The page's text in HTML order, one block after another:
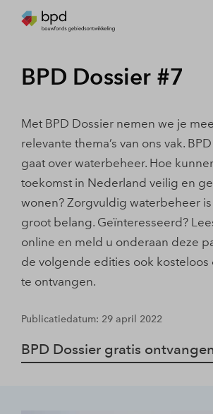
BPD Dossier #7
Met BPD Dossier nemen we je
relevante thema’s van ons vak.
gaat over waterbeheer. Hoe
toekomst in Nederland veilig en
wonen? Zorgvuldig waterbeheer
groot belang. Geïnteresseerd?
online en meld u onderaan deze
de volgende edities ook
te ontvangen.
Publicatiedatum: 29 april 2022
BPD Dossier gratis